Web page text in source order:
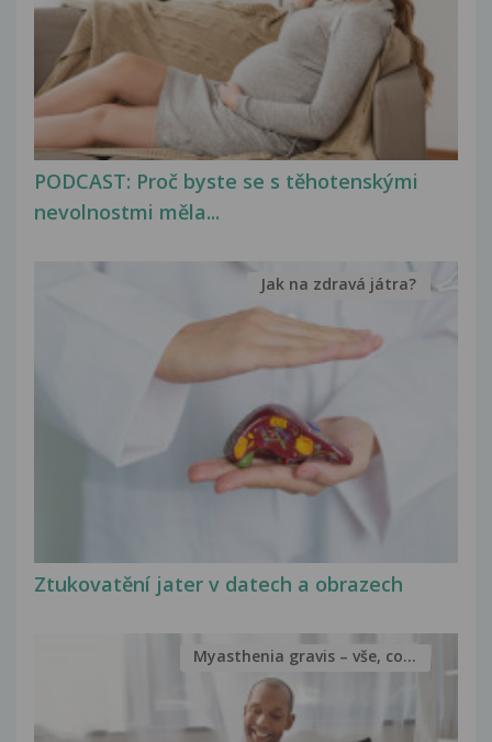
PODCAST: Proč byste se s těhotenskými
nevolnostmi měla...
Ztukovatění jater v datech a obrazech
Jak na zdravá játra?
Myasthenia gravis – vše, co...